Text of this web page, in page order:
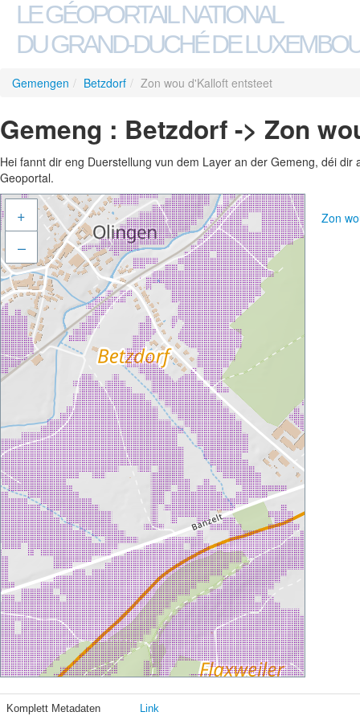
LE GÉOPORTAIL NATIONAL
DU GRAND-DUCHÉ DE
Gemengen / Betzdorf / Zon wou d'Kalloft entsteet
Gemeng : Betzdorf -> Zon
Hei fannt dir eng Duerstellung vun dem Layer an der Gemeng, déi
Geoportal.
+
–
Zon
Komplett Metadaten Link